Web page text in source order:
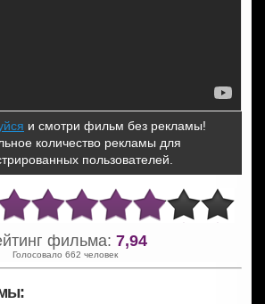
и смотри фильм без рекламы!
количество рекламы для
пользователей.
фильма: 7,94
Голосовало 662 человек